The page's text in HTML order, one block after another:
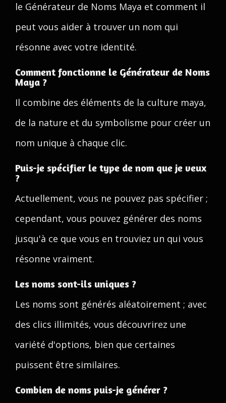
le Générateur de Noms Maya et comment il
peut vous aider à trouver un nom qui
résonne avec votre identité.
Comment fonctionne le Générateur de Noms
Maya ?
Il combine des éléments de la culture maya,
de la nature et du symbolisme pour créer un
nom unique à chaque clic.
Puis-je spécifier le type de nom que je veux
?
Actuellement, vous ne pouvez pas spécifier ;
cependant, vous pouvez générer des noms
jusqu'à ce que vous en trouviez un qui vous
résonne vraiment.
Les noms sont-ils uniques ?
Les noms sont générés aléatoirement ; avec
des clics illimités, vous découvrirez une
variété d'options, bien que certaines
puissent être similaires.
Combien de noms puis-je générer ?